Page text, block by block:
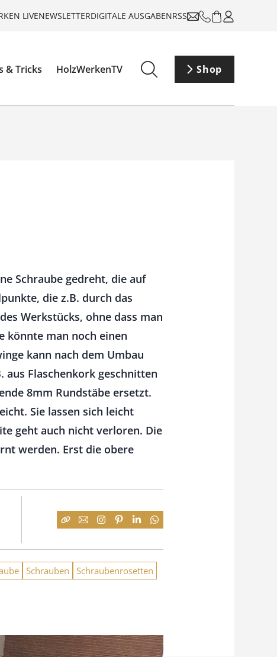
LIVENEWSLETTERDIGITALE AUSGABENRSS
& Tricks HolzWerkenTV Shop
Schraube gedreht, die auf
die z.B. durch das
Werkstücks, ohne dass man
könnte man noch einen
kann nach dem Umbau
Flaschenkork geschnitten
8mm Rundstäbe ersetzt.
Sie lassen sich leicht
geht auch nicht verloren. Die
werden. Erst die obere
Schrauben
Schraubenrosetten